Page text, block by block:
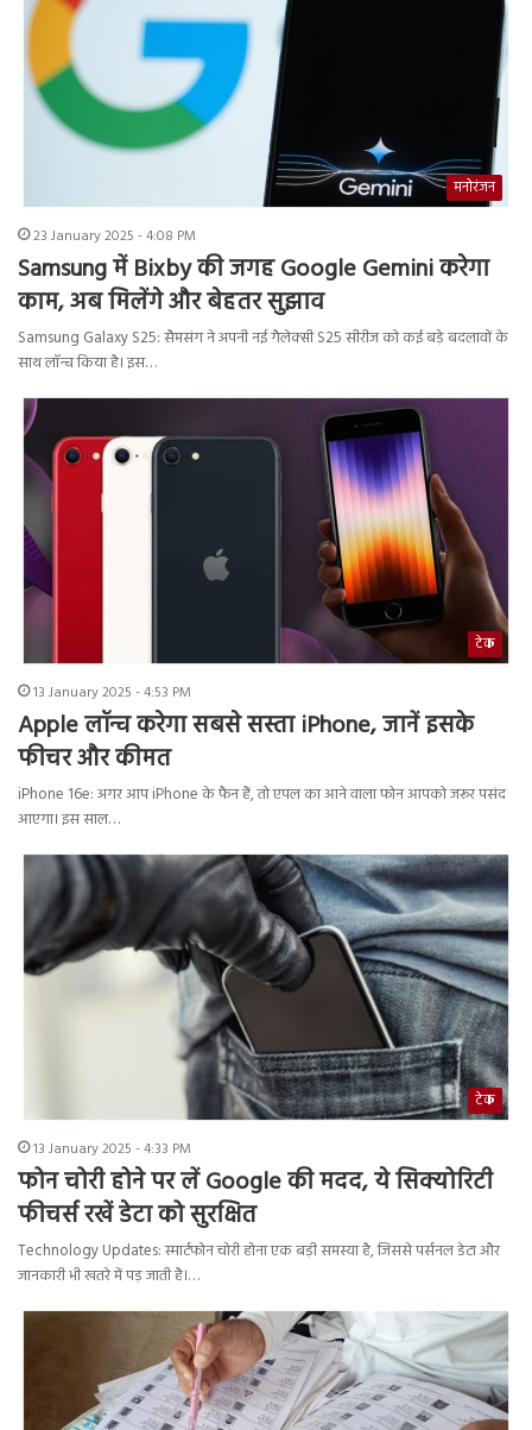
मनोरंजन
23 January 2025 - 4:08 PM
Samsung में Bixby की जगह Google Gemini करेगा
काम, अब मिलेंगे और बेहतर सुझाव
Samsung Galaxy S25: सैमसंग ने अपनी नई गैलेक्सी S25 सीरीज को कई बड़े बदलावों के
साथ लॉन्च किया है। इस…
टेक
13 January 2025 - 4:53 PM
Apple लॉन्च करेगा सबसे सस्ता iPhone, जानें इसके
फीचर और कीमत
iPhone 16e: अगर आप iPhone के फैन हैं, तो एपल का आने वाला फोन आपको जरूर पसंद
आएगा। इस साल…
टेक
13 January 2025 - 4:33 PM
फोन चोरी होने पर लें Google की मदद, ये सिक्योरिटी
फीचर्स रखें डेटा को सुरक्षित
Technology Updates: स्मार्टफोन चोरी होना एक बड़ी समस्या है, जिससे पर्सनल डेटा और
जानकारी भी खतरे में पड़ जाती है।…